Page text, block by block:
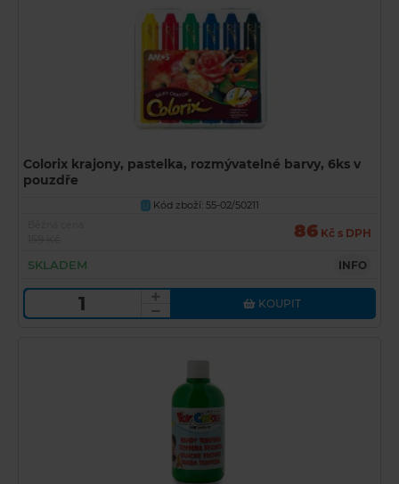
Colorix krajony, pastelka, rozmývatelné barvy, 6ks v
pouzdře
U Kód zboží: 55-02/50211
86 Kč s DPH
SKLADEM INFO
KOUPIT